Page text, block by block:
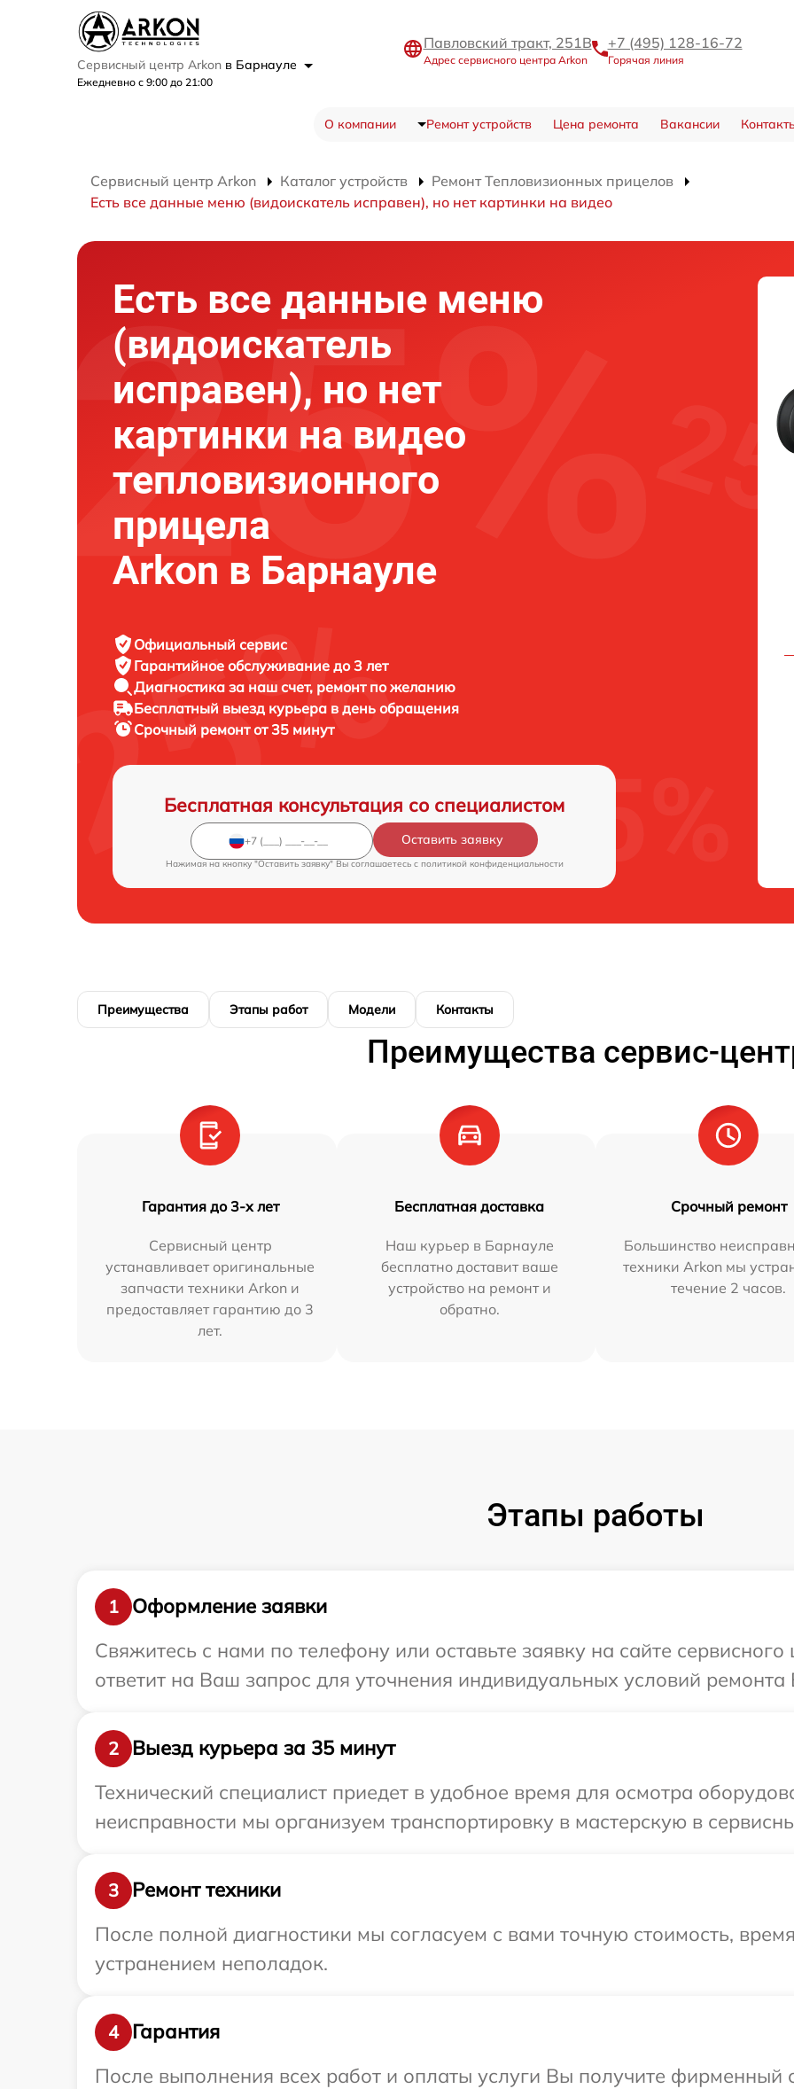
Сервисный центр Arkon в Барнауле
Ежедневно с 9:00 до 21:00
Павловский тракт, 251В
Адрес сервисного центра Arkon
+7 (495) 128-16-72
Горячая линия
О компании Ремонт устройств Цена ремонта Вакансии
Сервисный центр Arkon Каталог устройств
Ремонт Тепловизионных прицелов
Есть все данные меню (видоискатель исправен), но нет картинки на видео
Есть все данные меню
(видоискатель
исправен), но нет
картинки на видео
тепловизионного
прицела
Arkon в Барнауле
Официальный сервис
Гарантийное обслуживание до 3 лет
Диагностика за наш счет, ремонт по желанию
Бесплатный выезд курьера в день обращения
Срочный ремонтот 35 минут
Бесплатная консультация со специалистом
Оставить заявку
Нажимая на кнопку "Оставить заявку" Вы соглашаетесь c политикой конфиденциальности
Преимущества Этапы работ Модели Контакты
Преимущества сервис-
Гарантия до 3-х лет
Сервисный центр
устанавливает оригинальные
запчасти техники Arkon и
предоставляет гарантию до 3
лет.
Бесплатная доставка
Наш курьер в Барнауле
бесплатно доставит ваше
устройство на ремонт и
обратно.
Срочный ремонт
Большинство
техники Arkon мы
течение 2 часов.
Этапы работы
1
Оформление заявки
Свяжитесь с нами по телефону или оставьте заявку на сайте
ответит на Ваш запрос для уточнения индивидуальных условий
2
Выезд курьера за 35 минут
Технический специалист приедет в удобное время для осмотра
неисправности мы организуем транспортировку в мастерскую в
3
Ремонт техники
После полной диагностики мы согласуем с вами точную стоимость,
устранением неполадок.
4
Гарантия
После выполнения всех работ и оплаты услуги Вы получите фирменный